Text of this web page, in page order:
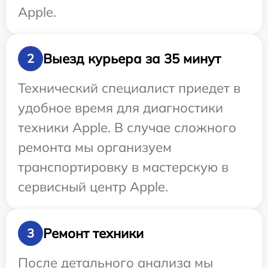
Apple.
2
Выезд курьера за 35 минут
Технический специалист приедет в
удобное время для диагностики
техники Apple. В случае сложного
ремонта мы организуем
транспортировку в мастерскую в
сервисный центр Apple.
3
Ремонт техники
После детального анализа мы